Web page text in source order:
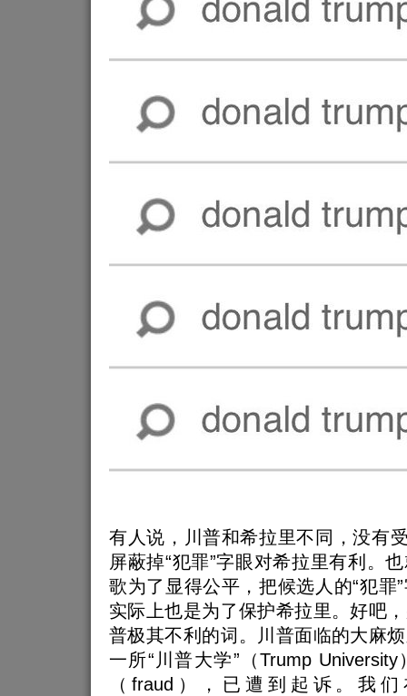
有人说，川普和希拉里不同，没有
屏蔽掉“犯罪”字眼对希拉里有利。
歌为了显得公平，把候选人的“犯罪
实际上也是为了保护希拉里。好吧
普极其不利的词。川普面临的大麻
一所“川普大学”（Trump
（fraud），已遭到起诉。我